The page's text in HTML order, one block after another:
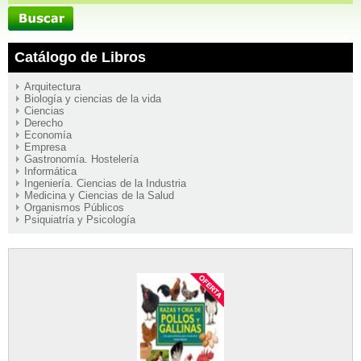
Catálogo de Libros
Arquitectura
Biología y ciencias de la vida
Ciencias
Derecho
Economía
Empresa
Gastronomía. Hostelería
Informática
Ingeniería. Ciencias de la Industria
Medicina y Ciencias de la Salud
Organismos Públicos
Psiquiatría y Psicología